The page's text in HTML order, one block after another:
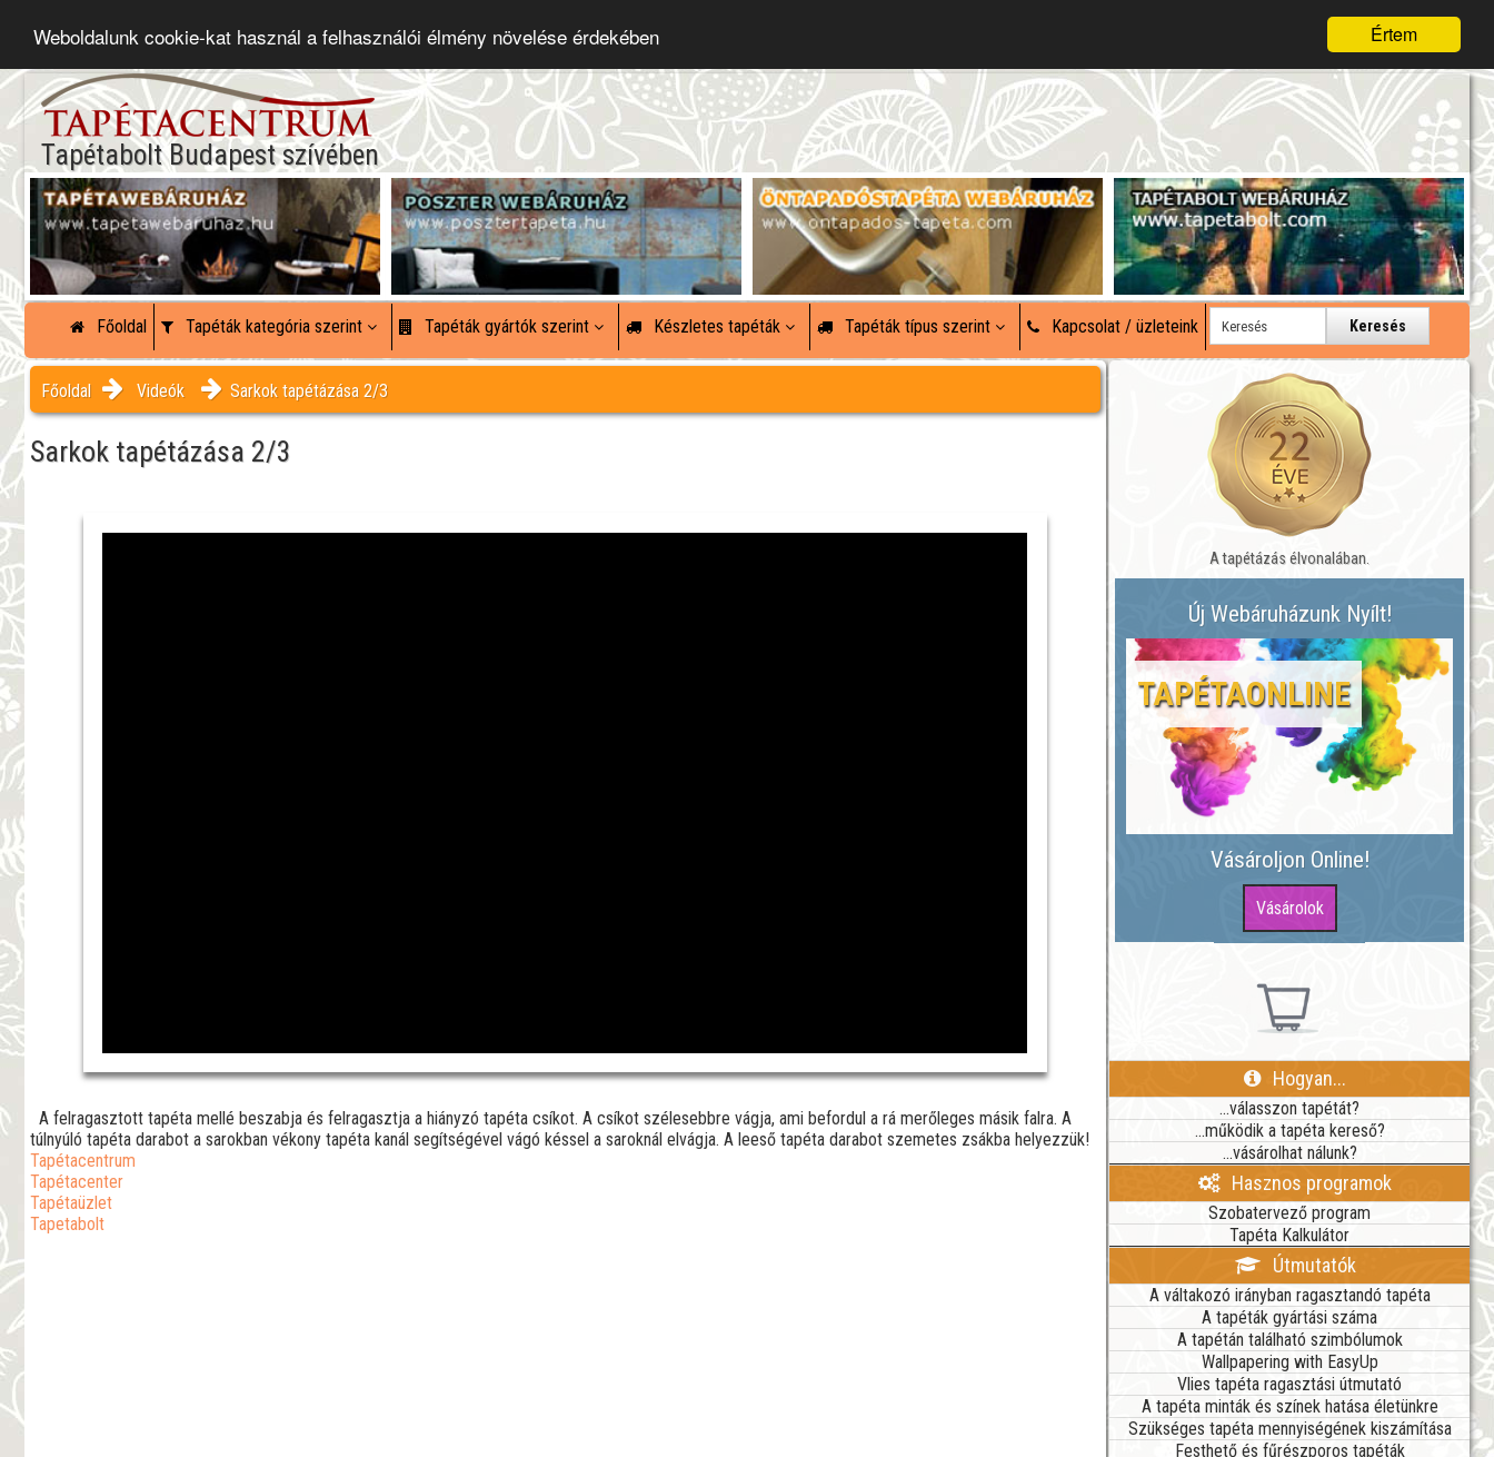
Értem
Weboldalunk cookie-kat használ a felhasználói élmény növelése érdekében
Tapétabolt Budapest szívében
Főoldal Tapéták kategória szerint Tapéták gyártók szerint Készletes tapéták Tapéták típus szerint Kapcsolat / üzleteink Keresés
Főoldal Videók Sarkok tapétázása 2/3
Sarkok tapétázása 2/3
A felragasztott tapéta mellé beszabja és felragasztja a hiányzó tapéta csíkot. A csíkot szélesebbre vágja, ami befordul a rá merőleges másik falra. A
túlnyúló tapéta darabot a sarokban vékony tapéta kanál segítségével vágó késsel a saroknál elvágja. A leeső tapéta darabot szemetes zsákba helyezzük!
Tapétacentrum
Tapétacenter
Tapétaüzlet
Tapetabolt
A tapétázás élvonalában.
Új Webáruházunk Nyílt!
TAPÉTAONLINE
Vásároljon Online!
Hogyan...
...válasszon tapétát?
...működik a tapéta kereső?
...vásárolhat nálunk?
Hasznos programok
Szobatervező program
Tapéta Kalkulátor
Útmutatók
A váltakozó irányban ragasztandó tapéta
A tapéták gyártási száma
A tapétán található szimbólumok
Wallpapering with EasyUp
Vlies tapéta ragasztási útmutató
A tapéta minták és színek hatása életünkre
Szükséges tapéta mennyiségének kiszámítása
Festhető és fűrészporos tapéták